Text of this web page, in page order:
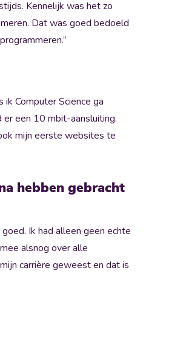
Kennelijk was het zo
Dat was goed bedoeld
Computer Science ga
er een 10 mbit-aansluiting.
mijn eerste websites te
hebben gebracht
Ik had alleen geen echte
alsnog over alle
carrière geweest en dat is